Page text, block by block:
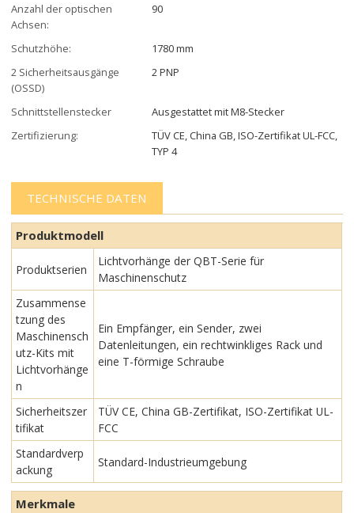
Anzahl der optischen
Achsen:
90
Schutzhöhe:
1780 mm
2 Sicherheitsausgänge
(OSSD)
2 PNP
Schnittstellenstecker
Ausgestattet mit M8-Stecker
Zertifizierung:
TÜV CE, China GB, ISO-Zertifikat UL-FCC,
TYP 4
TECHNISCHE DATEN
Produktmodell
Produktserien
Lichtvorhänge der QBT-Serie für
Maschinenschutz
Zusammense
tzung des
Maschinensch
utz-Kits mit
Lichtvorhänge
n
Ein Empfänger, ein Sender, zwei
Datenleitungen, ein rechtwinkliges Rack und
eine T-förmige Schraube
Sicherheitszer
tifikat
TÜV CE, China GB-Zertifikat, ISO-Zertifikat UL-
FCC
Standardverp
ackung
Standard-Industrieumgebung
Merkmale